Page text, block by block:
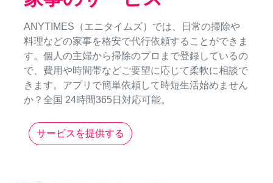
ANYTIMES（エニタイムズ）では、日常の掃除や
料理などの家事を格安で代行依頼することができま
す。個人の主婦から掃除のプロまで登録しているの
で、費用や時間帯などご要望に応じて柔軟に相談で
きます。アプリで簡単依頼して時短生活始めません
か？全国 24時間365日対応可能。
サービスを提供する